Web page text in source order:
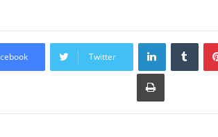
Twitter